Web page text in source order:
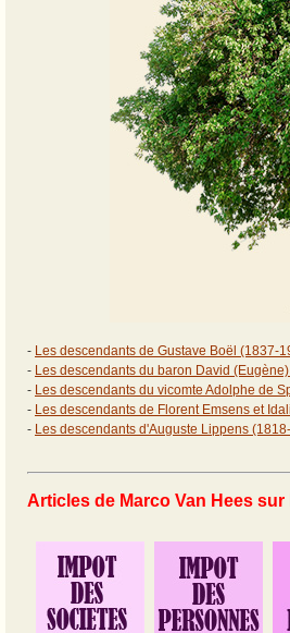
- Les descendants de Gustave Boël (1837-
- Les descendants du baron David
- Les descendants du vicomte Adolphe de
- Les descendants de Florent Emsens et
- Les descendants d'Auguste Lippens
Articles de Marco Van Hees